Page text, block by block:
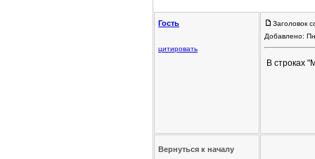
Гость
цитировать
Заголовок
Добавлено:
В строках
Вернуться к началу